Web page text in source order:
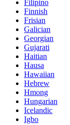
Filipino
Finnish
Frisian
Galician
Georgian
Gujarati
Haitian
Hausa
Hawaiian
Hebrew
Hmong
Hungarian
Icelandic
Igbo